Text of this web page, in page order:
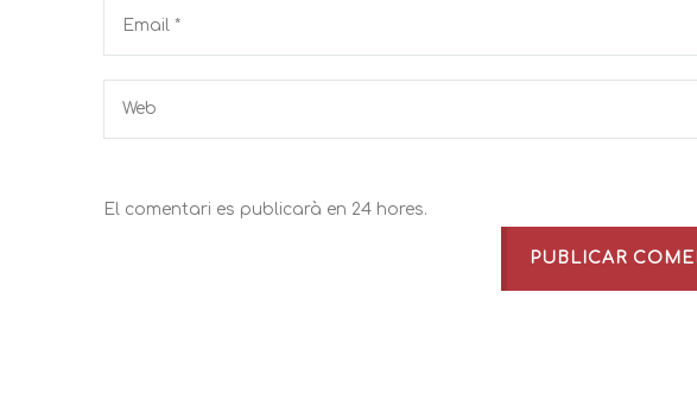
El comentari es publicarà en 24 hores.
PUBLICAR